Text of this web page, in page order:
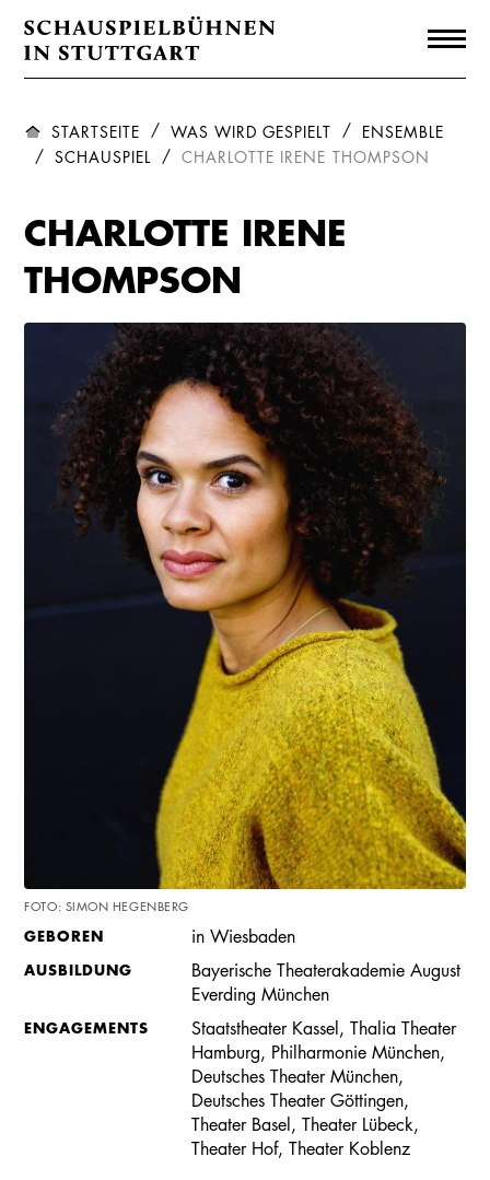
STARTSEITE WAS WIRD GESPIELT
ENSEMBLE
SCHAUSPIEL
CHARLOTTE IRENE THOMPSON
CHARLOTTE IRENE
THOMPSON
GEBOREN in Wiesbaden
AUSBILDUNG
Bayerische Theaterakademie August
Everding München
ENGAGEMENTS
Staatstheater Kassel, Thalia Theater
Hamburg, Philharmonie München,
Deutsches Theater München,
Deutsches Theater Göttingen,
Theater Basel, Theater Lübeck,
Theater Hof, Theater Koblenz
FOTO: SIMON HEGENBERG